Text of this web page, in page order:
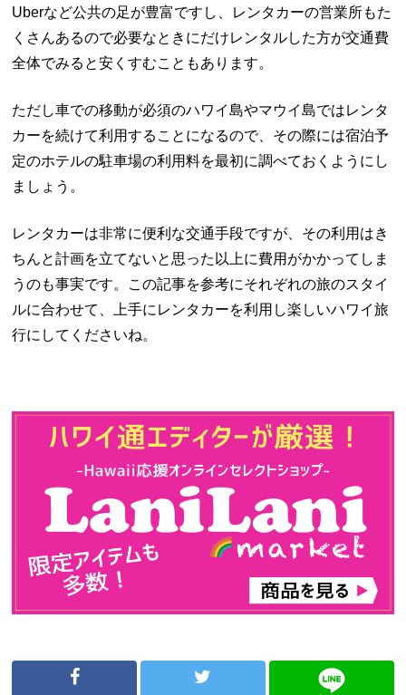
Uberなど公共の足が豊富ですし、レンタカーの営業所もた
くさんあるので必要なときにだけレンタルした方が交通費
全体でみると安くすむこともあります。
ただし車での移動が必須のハワイ島やマウイ島ではレンタ
カーを続けて利用することになるので、その際には宿泊予
定のホテルの駐車場の利用料を最初に調べておくようにし
ましょう。
レンタカーは非常に便利な交通手段ですが、その利用はき
ちんと計画を立てないと思った以上に費用がかかってしま
うのも事実です。この記事を参考にそれぞれの旅のスタイ
ルに合わせて、上手にレンタカーを利用し楽しいハワイ旅
行にしてくださいね。